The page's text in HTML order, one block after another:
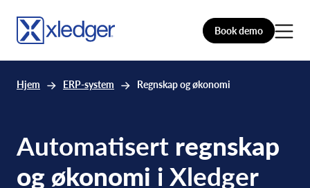
Book demo
Hjem ERP-system Regnskap og økonomi
Automatisert regnskap
og økonomi i Xledger